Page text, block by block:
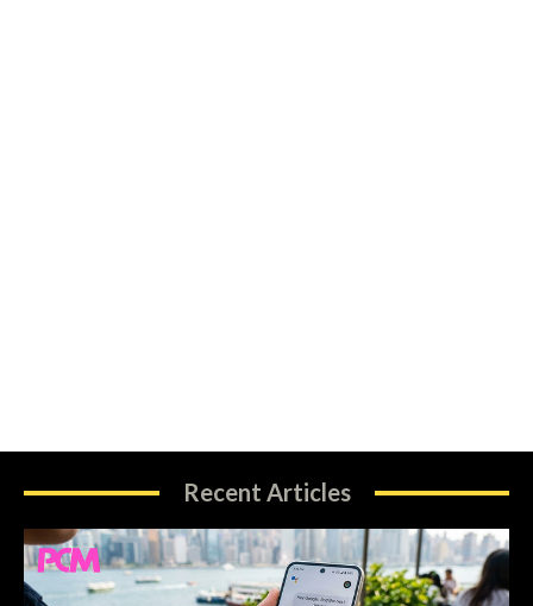
Recent Articles